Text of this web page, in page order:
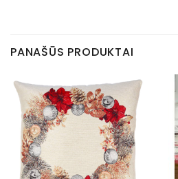
PANAŠŪS PRODUKTAI